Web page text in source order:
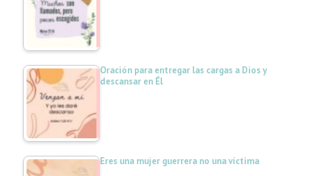
Oración para entregar las cargas a Dios y
descansar en Él
Eres una mujer guerrera no una víctima